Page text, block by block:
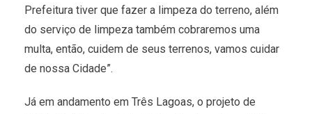
Prefeitura tiver que fazer a limpeza do terreno, além
do serviço de limpeza também cobraremos uma
multa, então, cuidem de seus terrenos, vamos cuidar
de nossa Cidade”.
Já em andamento em Três Lagoas, o projeto de